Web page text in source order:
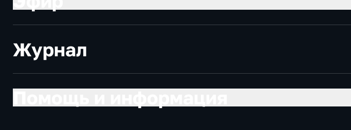
Журнал